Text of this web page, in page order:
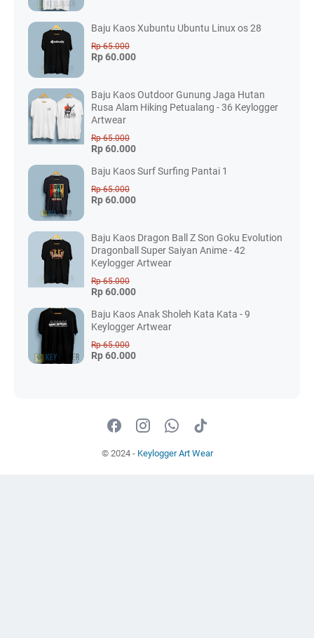
Baju Kaos Xubuntu Ubuntu Linux os 28
Rp 65.000
Rp 60.000
Baju Kaos Outdoor Gunung Jaga Hutan
Rusa Alam Hiking Petualang - 36 Keylogger
Artwear
Rp 65.000
Rp 60.000
Baju Kaos Surf Surfing Pantai 1
Rp 65.000
Rp 60.000
Baju Kaos Dragon Ball Z Son Goku Evolution
Dragonball Super Saiyan Anime - 42
Keylogger Artwear
Rp 65.000
Rp 60.000
Baju Kaos Anak Sholeh Kata Kata - 9
Keylogger Artwear
Rp 65.000
Rp 60.000
© 2024 - Keylogger Art Wear